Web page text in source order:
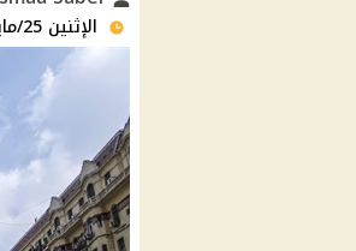
الإثنين 25/مايو/2026 - 10:07 ص